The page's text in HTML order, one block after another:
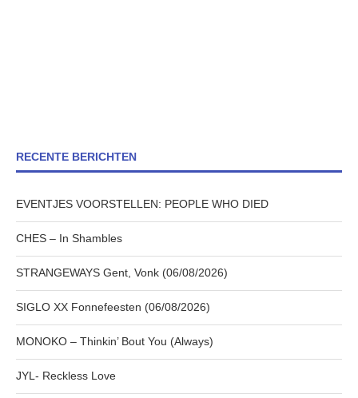
RECENTE BERICHTEN
EVENTJES VOORSTELLEN: PEOPLE WHO DIED
CHES – In Shambles
STRANGEWAYS Gent, Vonk (06/08/2026)
SIGLO XX Fonnefeesten (06/08/2026)
MONOKO – Thinkin’ Bout You (Always)
JYL- Reckless Love